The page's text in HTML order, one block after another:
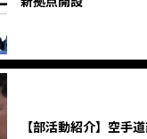
【部活動紹介】空手